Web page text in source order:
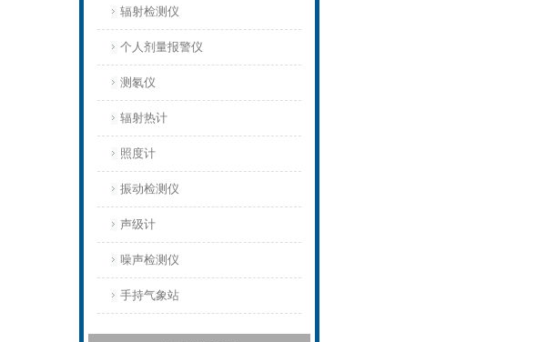
辐射检测仪
个人剂量报警仪
测氡仪
辐射热计
照度计
振动检测仪
声级计
噪声检测仪
手持气象站